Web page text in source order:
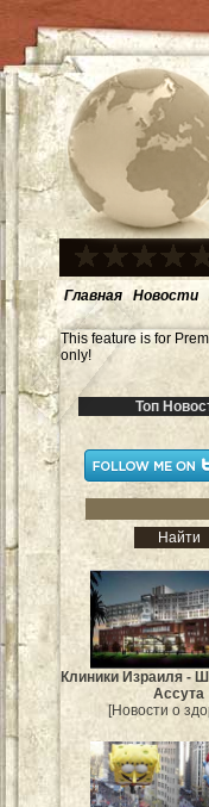
Главная Новости
This feature is for
only!
Топ
Клиники Израиля -
Ассута
[Новости о